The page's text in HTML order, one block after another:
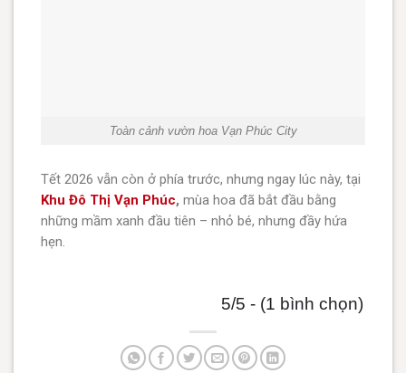
Toàn cảnh vườn hoa Vạn Phúc City
Tết 2026 vẫn còn ở phía trước, nhưng ngay lúc này, tại
Khu Đô Thị Vạn Phúc, mùa hoa đã bắt đầu bằng
những mầm xanh đầu tiên – nhỏ bé, nhưng đầy hứa
hẹn.
5/5 - (1 bình chọn)